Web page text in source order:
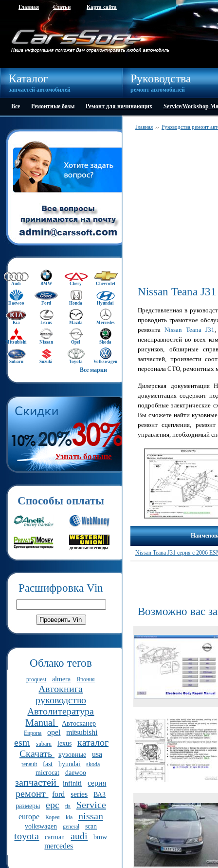
Главная Статьи Карта сайта
Каталог
запчастей автомобилей
Руководства
ремонт автомобилей
Все Ремонтные базы Ремонт для начинающих Service/Workshop
Audi BMW Chery Chevrolet
Daewoo Ford Honda Hyundai
Kia Lexus Mazda Mercedes
Mitsubishi Nissan Opel Skoda
Subaru Suzuki Toyota Volkswagen
Все марки
Узнать больше
Способы оплаты
Расшифровка Vin
Облако тегов
proquest almera Япония
Автокнига
руководство
Автолитература
Manual
Автосканер
Европа opel mitsubishi
esm subaru lexus
каталог
Скачать
кузовные usa
renault fast hyundai skoda
microcat daewoo
запчастей infiniti серия
ремонт ford series
ВАЗ
размеры
epc tis Service
europe Корея kia nissan
volkswagen general scan
toyota carman audi bmw
mercedes
Главная >> Руководства ремонт
Nissan Teana
Представленная в
проводить грамотное
ремонта Nissan Teana J31,
неисправностей во всех
рисунков, обширные
запчастей, произвести
персонала СТО, ремонтных
Дилерская документация
документация содержит
подробные электрические
Вы сможете найти
ремонт сцепления,
управления, необходимый
Nissan Teana J31 серия с 2006
Возможно вас